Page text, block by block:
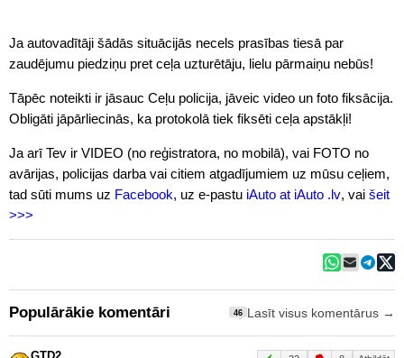
Ja autovadītāji šādās situācijās necels prasības tiesā par
zaudējumu piedziņu pret ceļa uzturētāju, lielu pārmaiņu nebūs!
Tāpēc noteikti ir jāsauc Ceļu policija, jāveic video un foto fiksācija.
Obligāti jāpārliecinās, ka protokolā tiek fiksēti ceļa apstākļi!
Ja arī Tev ir VIDEO (no reģistratora, no mobilā), vai FOTO no
avārijas, policijas darba vai citiem atgadījumiem uz mūsu ceļiem,
tad sūti mums uz Facebook, uz e-pastu iAuto at iAuto .lv, vai šeit
>>>
Populārākie komentāri 46 Lasīt visus komentārus →